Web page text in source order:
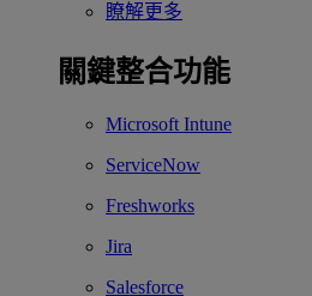
瞭解更多
關鍵整合功能
Microsoft Intune
ServiceNow
Freshworks
Jira
Salesforce